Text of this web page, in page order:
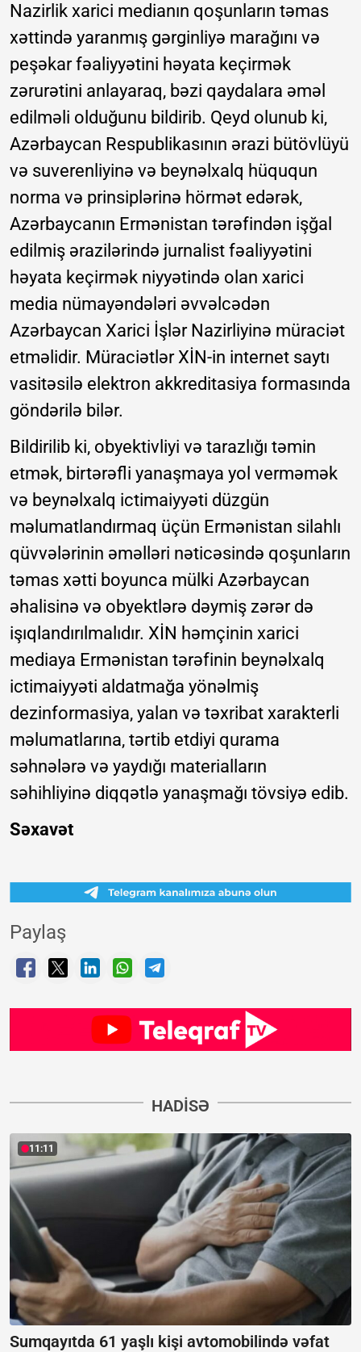
Nazirlik xarici medianın qoşunların təmas
xəttində yaranmış gərginliyə marağını və
peşəkar fəaliyyətini həyata keçirmək
zərurətini anlayaraq, bəzi qaydalara əməl
edilməli olduğunu bildirib. Qeyd olunub ki,
Azərbaycan Respublikasının ərazi bütövlüyü
və suverenliyinə və beynəlxalq hüququn
norma və prinsiplərinə hörmət edərək,
Azərbaycanın Ermənistan tərəfindən işğal
edilmiş ərazilərində jurnalist fəaliyyətini
həyata keçirmək niyyətində olan xarici
media nümayəndələri əvvəlcədən
Azərbaycan Xarici İşlər Nazirliyinə müraciət
etməlidir. Müraciətlər XİN-in internet saytı
vasitəsilə elektron akkreditasiya formasında
göndərilə bilər.
Bildirilib ki, obyektivliyi və tarazlığı təmin
etmək, birtərəfli yanaşmaya yol verməmək
və beynəlxalq ictimaiyyəti düzgün
məlumatlandırmaq üçün Ermənistan silahlı
qüvvələrinin əməlləri nəticəsində qoşunların
təmas xətti boyunca mülki Azərbaycan
əhalisinə və obyektlərə dəymiş zərər də
işıqlandırılmalıdır. XİN həmçinin xarici
mediaya Ermənistan tərəfinin beynəlxalq
ictimaiyyəti aldatmağa yönəlmiş
dezinformasiya, yalan və təxribat xarakterli
məlumatlarına, tərtib etdiyi qurama
səhnələrə və yaydığı materialların
səhihliyinə diqqətlə yanaşmağı tövsiyə edib.
Səxavət
Paylaş
HADISƏ
11:11
Sumqayıtda 61 yaşlı kişi avtomobilində vəfat